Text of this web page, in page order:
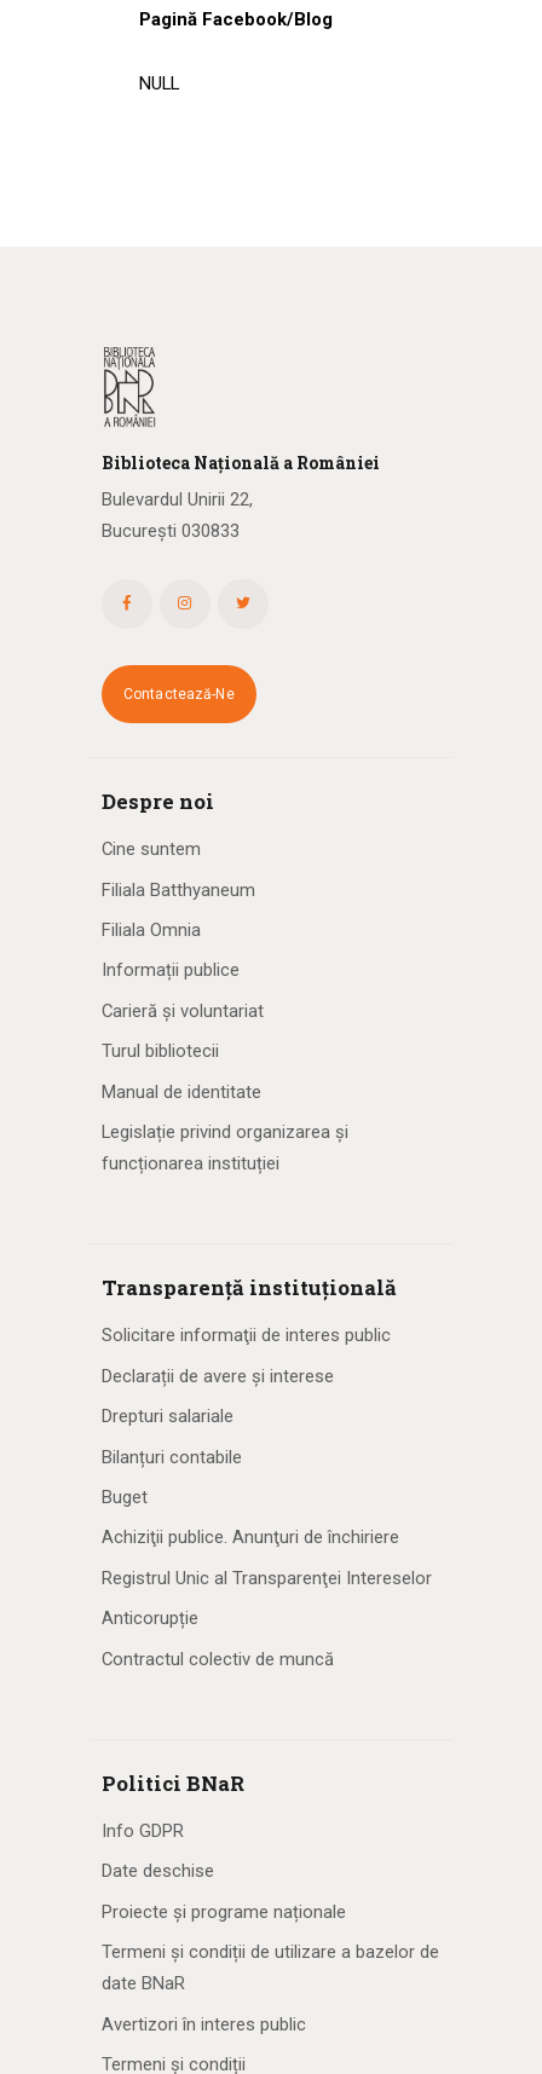
Pagină Facebook/Blog
NULL
Biblioteca Națională a României
Bulevardul Unirii 22,
București 030833
Contactează-Ne
Despre noi
Cine suntem
Filiala Batthyaneum
Filiala Omnia
Informații publice
Carieră și voluntariat
Turul bibliotecii
Manual de identitate
Legislație privind organizarea și
funcționarea instituției
Transparență instituțională
Solicitare informaţii de interes public
Declarații de avere și interese
Drepturi salariale
Bilanțuri contabile
Buget
Achiziţii publice. Anunţuri de închiriere
Registrul Unic al Transparenţei Intereselor
Anticorupție
Contractul colectiv de muncă
Politici BNaR
Info GDPR
Date deschise
Proiecte și programe naționale
Termeni și condiții de utilizare a bazelor de
date BNaR
Avertizori în interes public
Termeni și condiții